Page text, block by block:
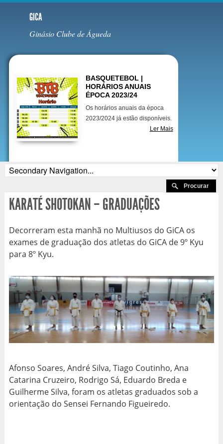
GICA
Ginásio Clube de Águeda
BASQUETEBOL |
HORÁRIOS ANUAIS
ÉPOCA 2023/24
Os horários anuais da época
2023/2024 já estão disponíveis.
Ler Mais
KARATÉ SHOTOKAN – GRADUAÇÕES
Decorreram esta manhã no Multiusos do GiCA os
exames de graduação dos atletas do GiCA de 9º Kyu
para 8º Kyu.
Afonso Soares, André Silva, Tiago Coutinho, Ana
Catarina Cruzeiro, Rodrigo Sá, Eduardo Breda e
Guilherme Silva, foram os atletas graduados sob a
orientação do Sensei Fernando Figueiredo.